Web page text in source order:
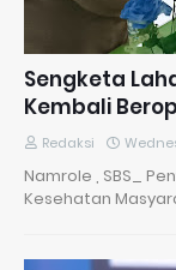
Sengketa
Kembali
Redaksi
Namrole , SBS_
Kesehatan